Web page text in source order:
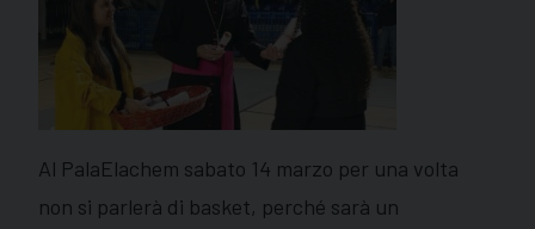
Al PalaElachem sabato 14 marzo per una volta
non si parlerà di basket, perché sarà un